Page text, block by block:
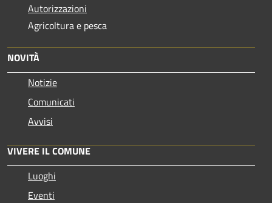
Autorizzazioni
Agricoltura e pesca
NOVITÀ
Notizie
Comunicati
Avvisi
VIVERE IL COMUNE
Luoghi
Eventi